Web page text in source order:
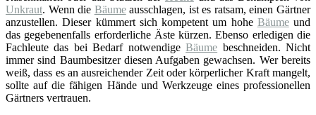
Unkraut. Wenn die Bäumeausschlagen, ist es ratsam, einen Gärtner
anzustellen. Dieser kümmert sich kompetent um hohe Bäumeund
das gegebenenfalls erforderliche Äste kürzen. Ebenso erledigen die
Fachleute das bei Bedarf notwendigeBäume beschneiden. Nicht
immer sind Baumbesitzer diesen Aufgaben gewachsen. Wer bereits
weiß, dass es an ausreichender Zeit oder körperlicher Kraft mangelt,
sollte auf die fähigen Hände und Werkzeuge eines professionellen
Gärtners vertrauen.